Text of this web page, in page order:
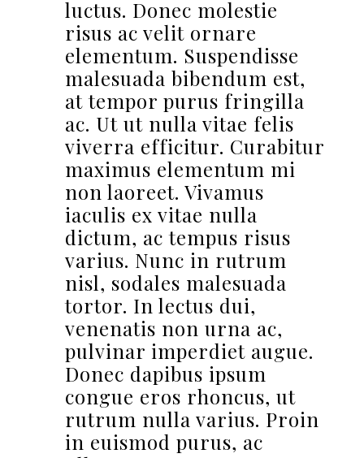
luctus. Donec molestie
risus ac velit ornare
elementum. Suspendisse
malesuada bibendum est,
at tempor purus fringilla
ac. Ut ut nulla vitae felis
viverra efficitur. Curabitur
maximus elementum mi
non laoreet. Vivamus
iaculis ex vitae nulla
dictum, ac tempus risus
varius. Nunc in rutrum
nisl, sodales malesuada
tortor. In lectus dui,
venenatis non urna ac,
pulvinar imperdiet augue.
Donec dapibus ipsum
congue eros rhoncus, ut
rutrum nulla varius. Proin
in euismod purus, ac